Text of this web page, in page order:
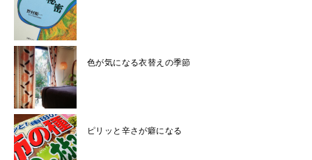
色が気になる衣替えの季節
ピリッと辛さが癖になる